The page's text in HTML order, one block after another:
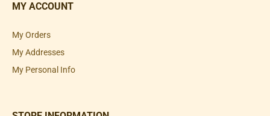
MY ACCOUNT
My Orders
My Addresses
My Personal Info